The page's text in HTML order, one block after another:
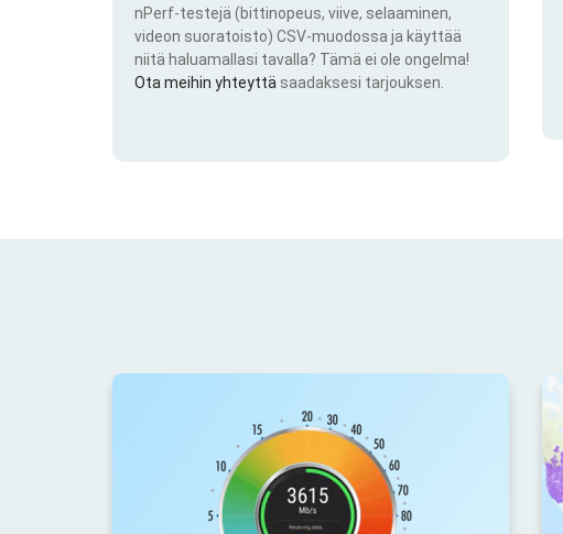
nPerf-testejä (bittinopeus, viive, selaaminen,
videon suoratoisto) CSV-muodossa ja käyttää
niitä haluamallasi tavalla? Tämä ei ole ongelma!
Ota meihin yhteyttä saadaksesi tarjouksen.